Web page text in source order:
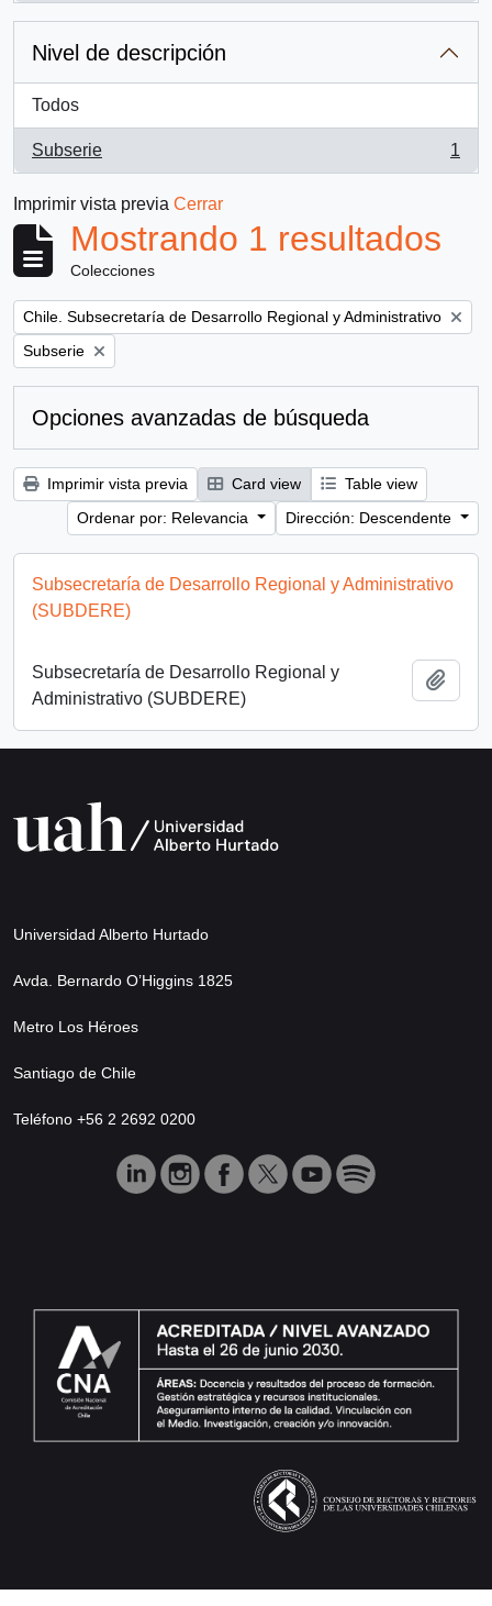
Nivel de descripción
Todos
Subserie
, 1 resultados
1
Imprimir vista previa Cerrar
Mostrando 1 resultados
Colecciones
Remove filter:
Chile. Subsecretaría de Desarrollo Regional y Administrativo
Remove filter:
Subserie
Opciones avanzadas de búsqueda
Imprimir vista previa Card view
Table view
Ordenar por: Relevancia
Dirección: Descendente
Subsecretaría de Desarrollo Regional y Administrativo
(SUBDERE)
Subsecretaría de Desarrollo Regional y
Administrativo (SUBDERE)
Universidad Alberto Hurtado
Avda. Bernardo O’Higgins 1825
Metro Los Héroes
Santiago de Chile
Teléfono +56 2 2692 0200